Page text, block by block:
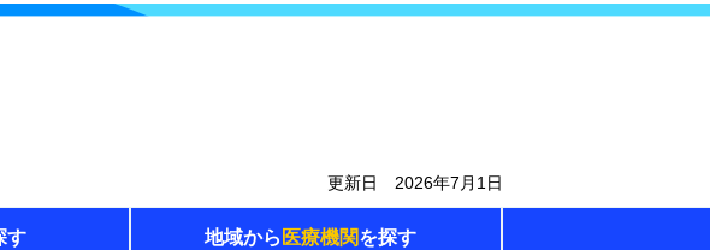
更新日 2026年7月1日
す 地域から 医療機関を探す